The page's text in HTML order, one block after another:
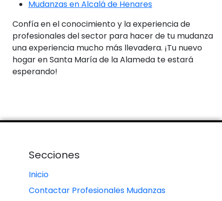
Mudanzas en Alcalá de Henares
Confía en el conocimiento y la experiencia de
profesionales del sector para hacer de tu mudanza
una experiencia mucho más llevadera. ¡Tu nuevo
hogar en Santa María de la Alameda te estará
esperando!
Secciones
Inicio
Contactar Profesionales Mudanzas